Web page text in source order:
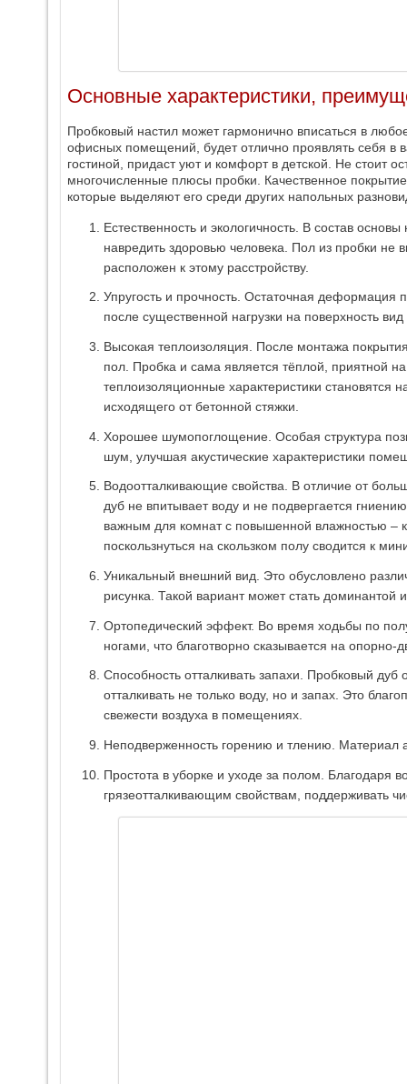
Основные характеристики,
Пробковый настил может гармонично вписаться в
офисных помещений, будет отлично проявлять себя в
гостиной, придаст уют и комфорт в детской. Не стоит
многочисленные плюсы пробки. Качественное
которые выделяют его среди других напольных
Естественность и экологичность. В состав
навредить здоровью человека. Пол из пробки не
расположен к этому расстройству.
Упругость и прочность. Остаточная деформация
после существенной нагрузки на поверхность
Высокая теплоизоляция. После монтажа
пол. Пробка и сама является тёплой, приятной
теплоизоляционные характеристики становятся
исходящего от бетонной стяжки.
Хорошее шумопоглощение. Особая структура
шум, улучшая акустические характеристики
Водоотталкивающие свойства. В отличие от
дуб не впитывает воду и не подвергается
важным для комнат с повышенной влажностью –
поскользнуться на скользком полу сводится к
Уникальный внешний вид. Это обусловлено
рисунка. Такой вариант может стать доминантой
Ортопедический эффект. Во время ходьбы по
ногами, что благотворно сказывается на опорно-
Способность отталкивать запахи. Пробковый дуб
отталкивать не только воду, но и запах. Это
свежести воздуха в помещениях.
Неподверженность горению и тлению. Материал
Простота в уборке и уходе за полом. Благодаря
грязеотталкивающим свойствам, поддерживать